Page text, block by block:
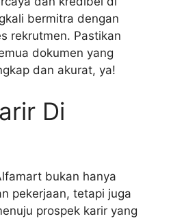
bermitra dengan
rekrutmen. Pastikan
dokumen yang
dan akurat, ya!
Di
bukan hanya
pekerjaan, tetapi juga
prospek karir yang